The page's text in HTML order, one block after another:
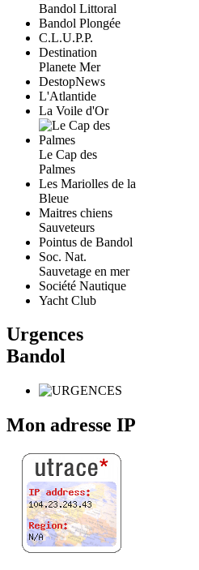
Bandol Littoral
Bandol Plongée
C.L.U.P.P.
Destination
Planete Mer
DestopNews
L'Atlantide
La Voile d'Or
Le Cap des
Palmes
Les Mariolles de la
Bleue
Maitres chiens
Sauveteurs
Pointus de Bandol
Soc. Nat.
Sauvetage en mer
Société Nautique
Yacht Club
Urgences
Bandol
Mon adresse IP